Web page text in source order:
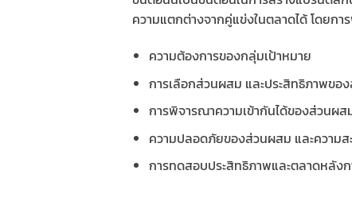
ความแตกต่างจากคู่แข่งในตลาดได้ โดย
ความต้องการของกลุ่มเป้าหมาย
การเลือกส่วนผสม และประสิทธิภาพขอ
การพิจารณาความเข้ากันได้ของส่วนผส
ความปลอดภัยของส่วนผสม และความส
การทดสอบประสิทธิภาพและตลาดหลั